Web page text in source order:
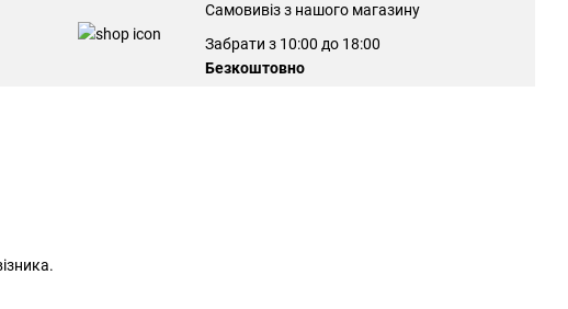
Самовивіз з нашого магазину
Забрати з 10:00 до 18:00
Безкоштовно